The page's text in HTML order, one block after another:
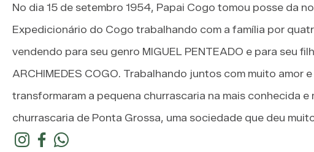
No dia 15 de setembro 1954, Papai Cogo tomou posse da
Expedicionário do Cogo trabalhando com a família por
vendendo para seu genro MIGUEL PENTEADO e para seu
ARCHIMEDES COGO. Trabalhando juntos com muito amor
transformaram a pequena churrascaria na mais conhecida e
churrascaria de Ponta Grossa, uma sociedade que deu